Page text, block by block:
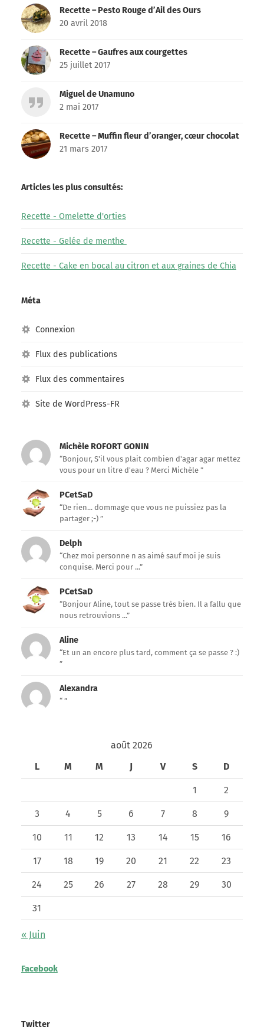
Recette – Pesto Rouge d’Ail des Ours
20 avril 2018
Recette – Gaufres aux courgettes
25 juillet 2017
Miguel de Unamuno
2 mai 2017
Recette – Muffin fleur d’oranger, cœur chocolat
21 mars 2017
Articles les plus consultés:
Recette - Omelette d'orties
Recette - Gelée de menthe
Recette - Cake en bocal au citron et aux graines de Chia
Méta
Connexion
Flux des publications
Flux des commentaires
Site de WordPress-FR
Michèle ROFORT GONIN
“Bonjour, S'il vous plait combien d'agar agar mettez
vous pour un litre d'eau ? Merci Michèle ”
PCetSaD
“De rien... dommage que vous ne puissiez pas la
partager ;-) ”
Delph
“Chez moi personne n as aimé sauf moi je suis
conquise. Merci pour ...”
PCetSaD
“Bonjour Aline, tout se passe très bien. Il a fallu que
nous retrouvions ...”
Aline
“Et un an encore plus tard, comment ça se passe ? :)
”
Alexandra
“ ”
août 2026
L
M M J V S D
1 2
3 4 5 6 7 8 9
10 11 12 13 14 15 16
17 18 19 20 21 22 23
24 25 26 27 28 29 30
31
« Juin
Facebook
Twitter